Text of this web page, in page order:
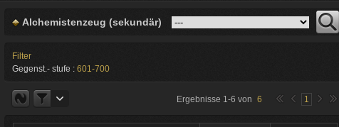
Alchemistenzeug (sekundär)
Filter
Gegenst.- stufe : 601-700
Ergebnisse 1-6 von 6 1